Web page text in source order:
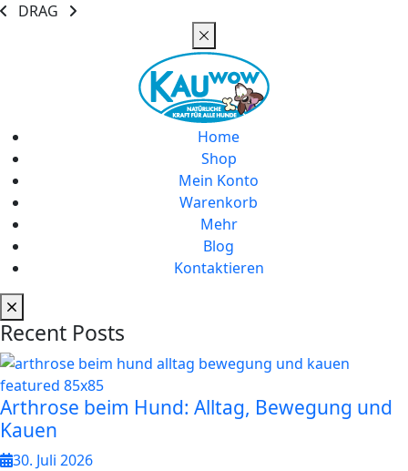
DRAG
Home
Shop
Mein Konto
Warenkorb
Mehr
Blog
Kontaktieren
Recent Posts
Arthrose beim Hund: Alltag, Bewegung und
Kauen
30. Juli 2026